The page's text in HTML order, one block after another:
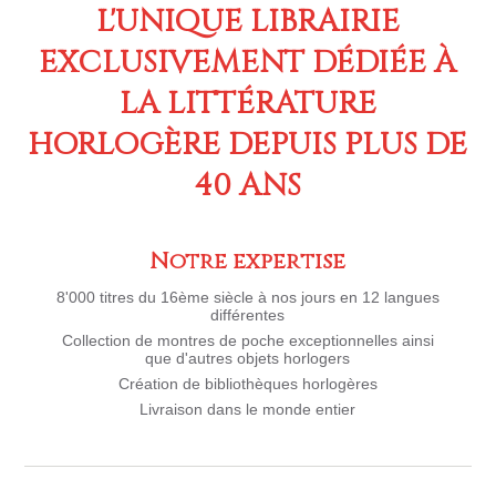
L'UNIQUE LIBRAIRIE
EXCLUSIVEMENT DÉDIÉE À
LA LITTÉRATURE
HORLOGÈRE DEPUIS PLUS DE
40 ANS
Notre expertise
8'000 titres du 16ème siècle à nos jours en 12 langues
différentes
Collection de montres de poche exceptionnelles ainsi
que d'autres objets horlogers
Création de bibliothèques horlogères
Livraison dans le monde entier